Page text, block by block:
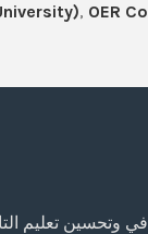
, OER
وتحسين تعليم